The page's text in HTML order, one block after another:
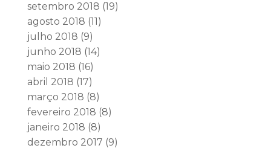
setembro 2018 (19)
agosto 2018 (11)
julho 2018 (9)
junho 2018 (14)
maio 2018 (16)
abril 2018 (17)
março 2018 (8)
fevereiro 2018 (8)
janeiro 2018 (8)
dezembro 2017 (9)